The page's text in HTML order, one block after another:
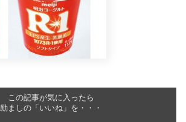
この記事が気に入ったら
励ましの「いいね」を・・・